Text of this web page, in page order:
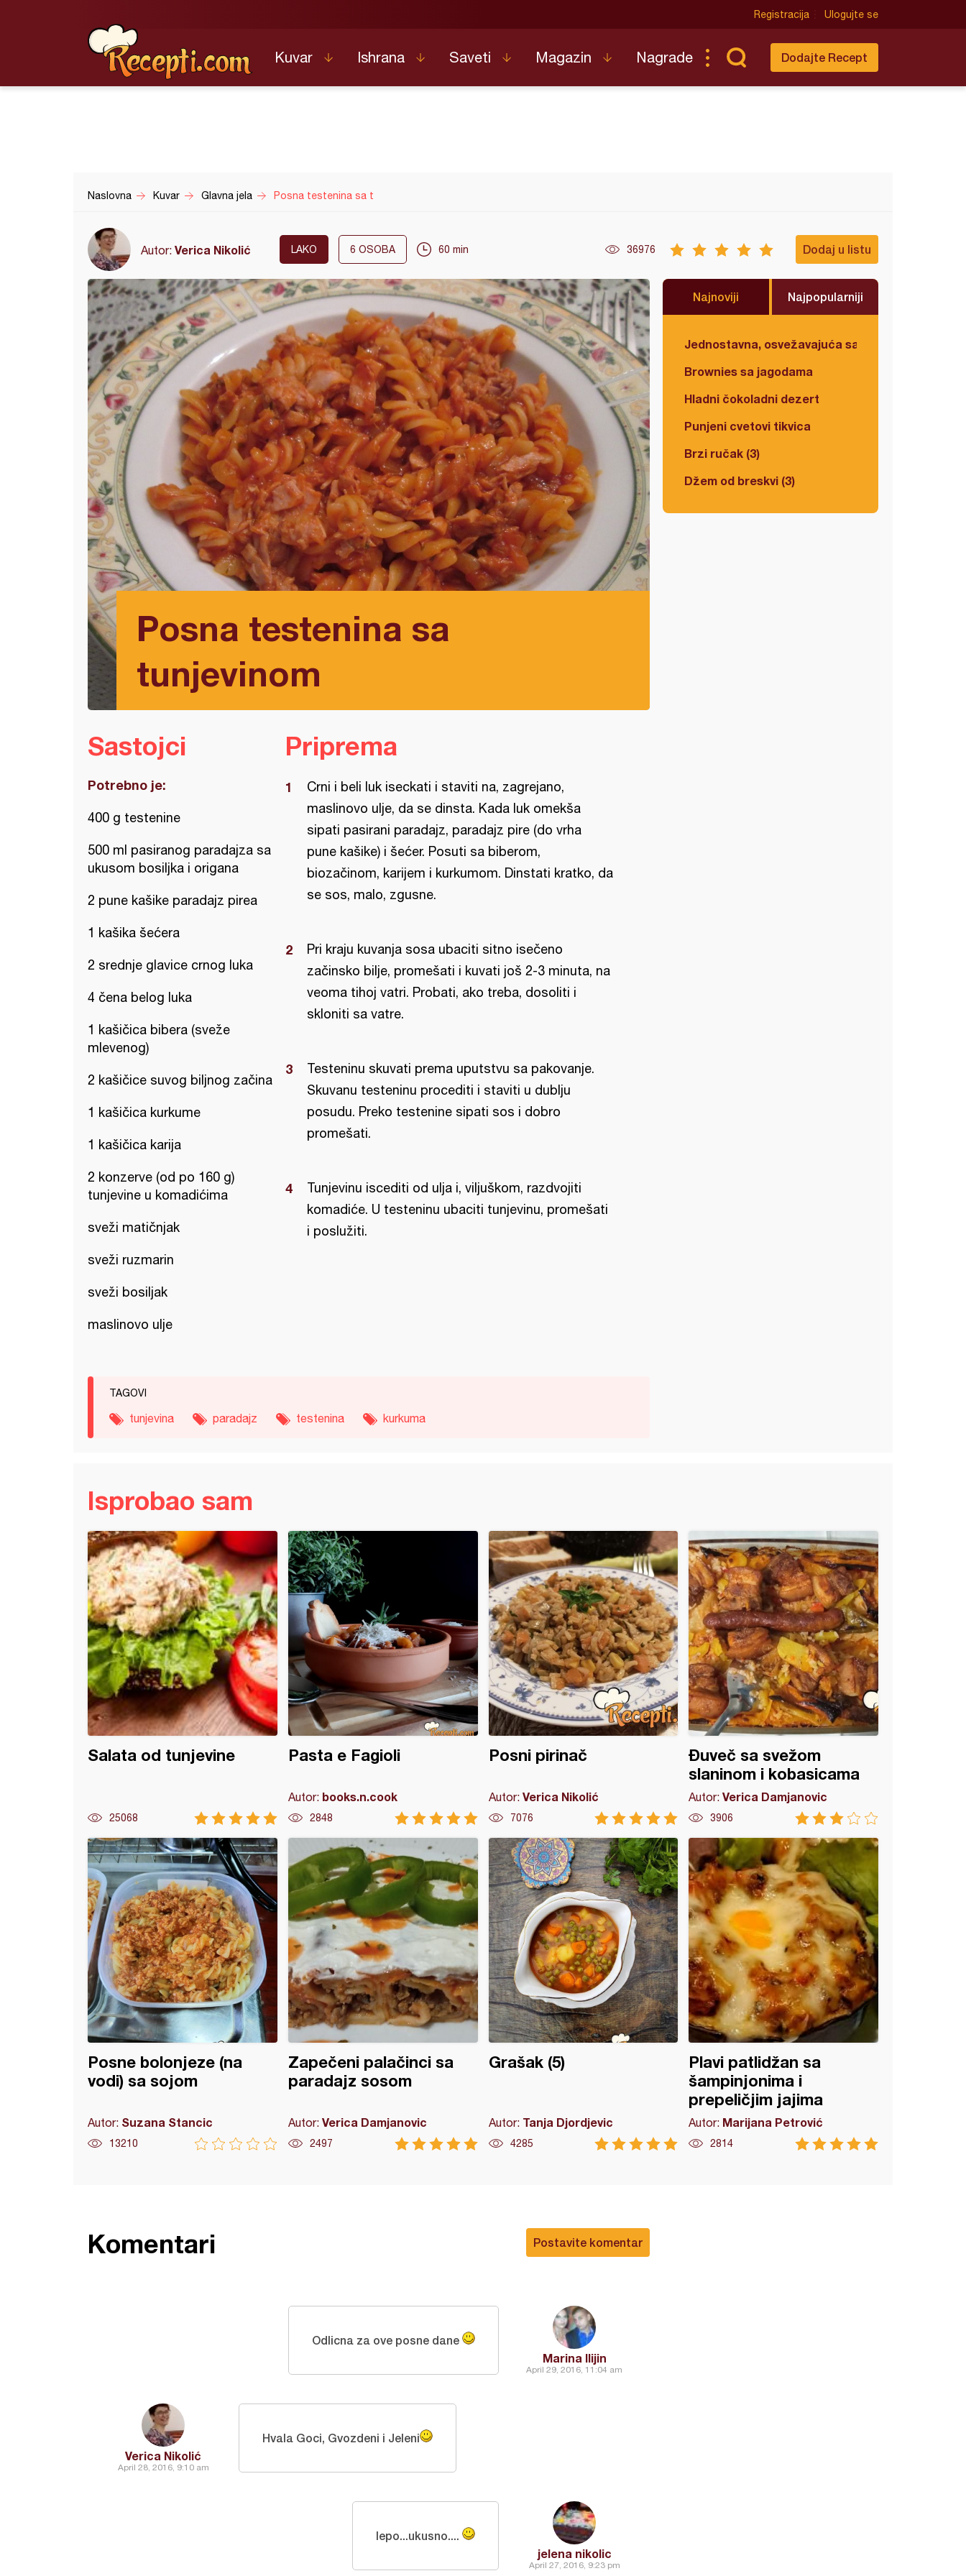
Registracija Ulogujte se
Kuvar Ishrana Saveti Magazin Nagrade Dodajte Recept
Naslovna Kuvar Glavna jela Posna testenina sa t
Autor: Verica Nikolić LAKO 6 OSOBA 60 min 36976 Dodaj u listu
Posna testenina sa
tunjevinom
Najnoviji Najpopularniji
Jednostavna, osvežavajuća salata
Brownies sa jagodama
Hladni čokoladni dezert
Punjeni cvetovi tikvica
Brzi ručak (3)
Džem od breskvi (3)
Sastojci
Potrebno je:
400 g testenine
500 ml pasiranog paradajza sa
ukusom bosiljka i origana
2 pune kašike paradajz pirea
1 kašika šećera
2 srednje glavice crnog luka
4 čena belog luka
1 kašičica bibera (sveže
mlevenog)
2 kašičice suvog biljnog začina
1 kašičica kurkume
1 kašičica karija
2 konzerve (od po 160 g)
tunjevine u komadićima
sveži matičnjak
sveži ruzmarin
sveži bosiljak
maslinovo ulje
Priprema
Crni i beli luk iseckati i staviti na, zagrejano,
maslinovo ulje, da se dinsta. Kada luk omekša
sipati pasirani paradajz, paradajz pire (do vrha
pune kašike) i šećer. Posuti sa biberom,
biozačinom, karijem i kurkumom. Dinstati kratko, da
se sos, malo, zgusne.
Pri kraju kuvanja sosa ubaciti sitno isečeno
začinsko bilje, promešati i kuvati još 2-3 minuta, na
veoma tihoj vatri. Probati, ako treba, dosoliti i
skloniti sa vatre.
Testeninu skuvati prema uputstvu sa pakovanje.
Skuvanu testeninu procediti i staviti u dublju
posudu. Preko testenine sipati sos i dobro
promešati.
Tunjevinu iscediti od ulja i, viljuškom, razdvojiti
komadiće. U testeninu ubaciti tunjevinu, promešati
i poslužiti.
TAGOVI
tunjevina paradajz testenina kurkuma
Isprobao sam
Salata od tunjevine
25068
Pasta e Fagioli
Autor: books.n.cook
2848
Posni pirinač
Autor: Verica Nikolić
7076
Đuveč sa svežom
slaninom i kobasicama
Autor:Verica Damjanovic
3906
sa svežom slaninom i kobasicama
Posne bolonjeze (na
vodi) sa sojom
Autor: Suzana Stancic
13210
Zapečeni palačinci sa
paradajz sosom
Autor: Verica Damjanovic
2497
Grašak (5)
Autor: Tanja Djordjevic
4285
Plavi patlidžan sa
šampinjonima i
prepeličjim jajima
Autor: Marijana Petrović
2814
sa šampinjonima i prepeličjim jajima
Postavite komentar
Komentari
Marina Ilijin
April 29, 2016, 11:04 am
Odlicna za ove posne dane
Verica Nikolić
April 28, 2016, 9:10 am
Hvala Goci, Gvozdeni i Jeleni
jelena nikolic
April 27, 2016, 9:23 pm
lepo...ukusno....